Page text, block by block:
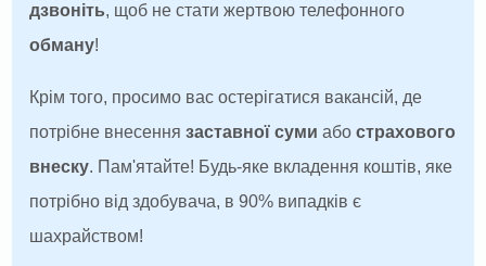
дзвоніть, щоб не стати жертвою телефонного
обману!
Крім того, просимо вас остерігатися вакансій, де
потрібне внесеннязаставної суми абострахового
внеску. Пам'ятайте! Будь-яке вкладення коштів, яке
потрібно від здобувача, в 90% випадків є
шахрайством!